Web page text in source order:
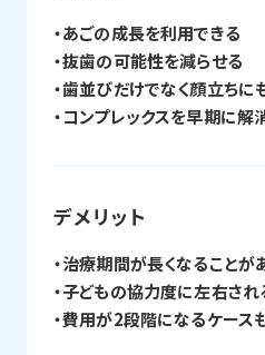
・あごの成長を利用できる
・抜歯の可能性を減らせる
・歯並びだけでなく顔立ちに
・コンプレックスを早期に解
デメリット
・治療期間が長くなることが
・子どもの協力度に左右され
・費用が2段階になるケース